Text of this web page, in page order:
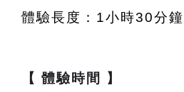
體驗長度：1小時30分鐘
【 體驗時間 】